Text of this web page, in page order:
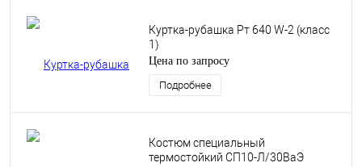
Куртка-рубашка Рт 640 W-2 (класс
1)
Цена по запросу
Подробнее
Костюм специальный
термостойкий СП10-Л/30ВаЭ